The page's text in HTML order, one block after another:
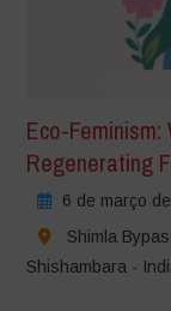
Eco-
Regenerating
6 de março
Shimla
Shishambara -